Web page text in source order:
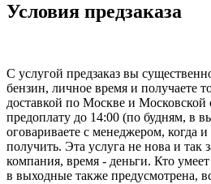
Условия предзаказа
С услугой предзаказ вы
бензин, личное время и получаете
доставкой по Москве и Московской
предоплату до 14:00 (по будням, в
оговариваете с менеджером, когда
получить. Эта услуга не нова и так
компания, время - деньги. Кто
в выходные также предусмотрена,